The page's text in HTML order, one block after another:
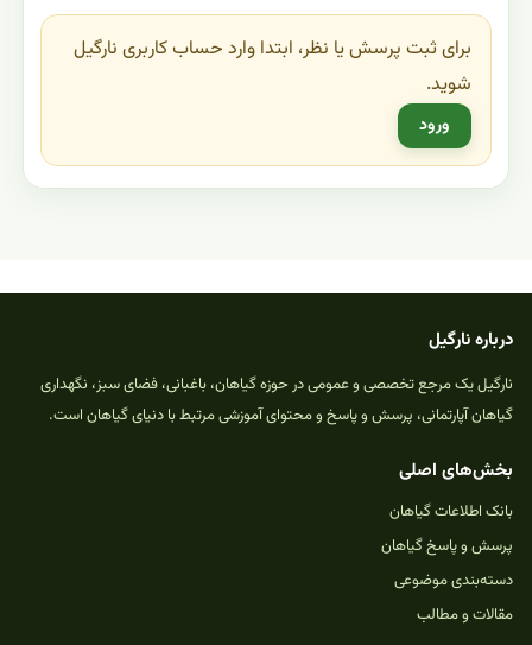
برای ثبت پرسش یا نظر، ابتدا وارد حساب کاربری نارگیل
شوید.
ورود
درباره نارگیل
نارگیل یک مرجع تخصصی و عمومی در حوزه گیاهان، باغبانی، فضای سبز، نگهداری
گیاهان آپارتمانی، پرسش و پاسخ و محتوای آموزشی مرتبط با دنیای گیاهان است.
بخش‌های اصلی
بانک اطلاعات گیاهان
پرسش و پاسخ گیاهان
دسته‌بندی موضوعی
مقالات و مطالب